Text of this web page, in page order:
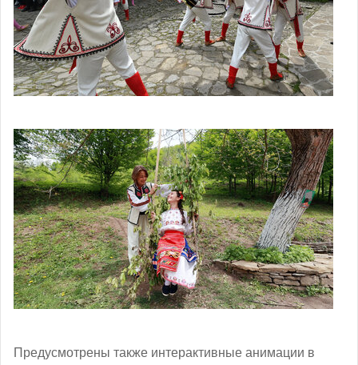
Предусмотрены также интерактивные анимации в